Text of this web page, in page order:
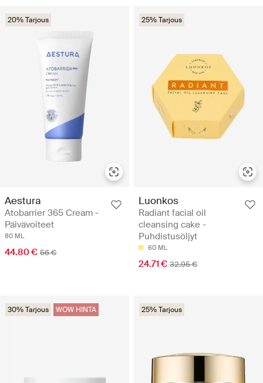
20% Tarjous
Aestura
Atobarrier 365 Cream -
Päivävoiteet
80 ML
44.80 € 56 €
25% Tarjous
Luonkos
Radiant facial oil
cleansing cake -
Puhdistusöljyt
60 ML
24.71 € 32.95 €
30% Tarjous WOW HINTA 25% Tarjous